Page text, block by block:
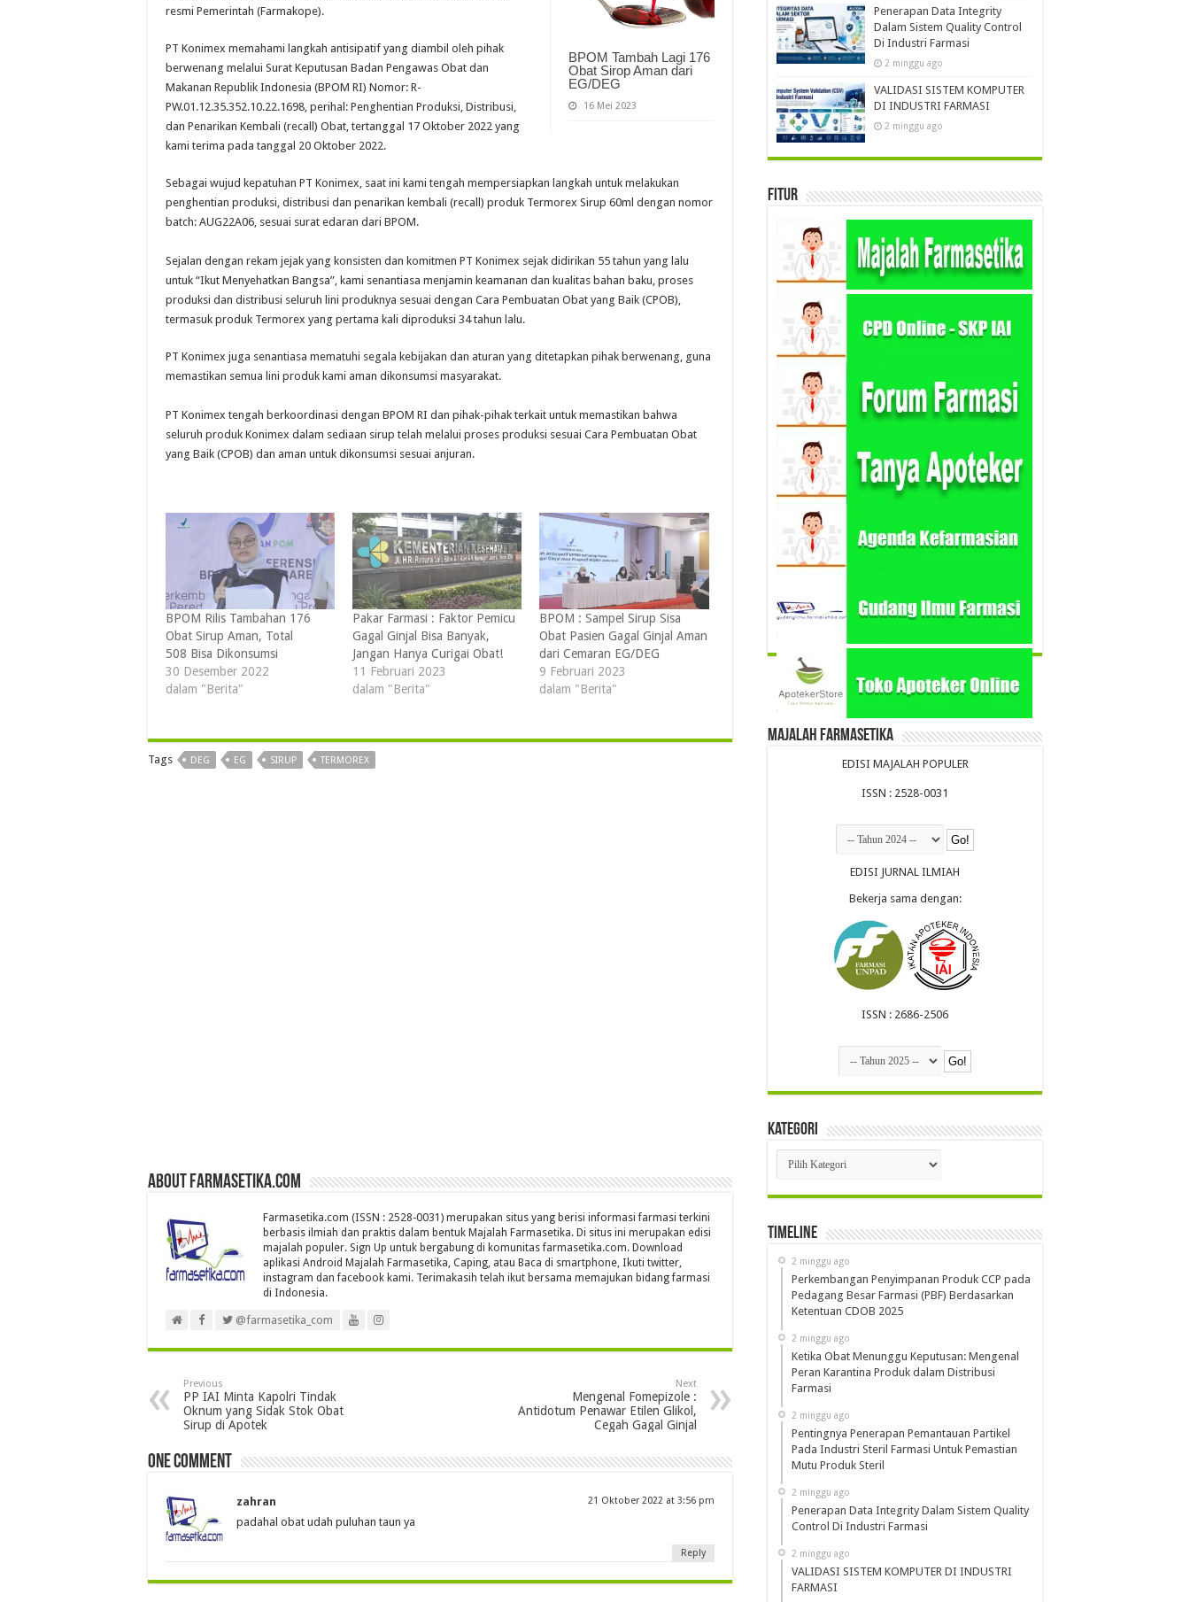
BPOM Tambah Lagi 176
Obat Sirop Aman dari
EG/DEG
16 Mei 2023
resmi Pemerintah (Farmakope).
PT Konimex memahami langkah antisipatif yang diambil oleh pihak
berwenang melalui Surat Keputusan Badan Pengawas Obat dan
Makanan Republik Indonesia (BPOM RI) Nomor: R-
PW.01.12.35.352.10.22.1698, perihal: Penghentian Produksi, Distribusi,
dan Penarikan Kembali (recall) Obat, tertanggal 17 Oktober 2022 yang
kami terima pada tanggal 20 Oktober 2022.
Sebagai wujud kepatuhan PT Konimex, saat ini kami tengah mempersiapkan langkah untuk melakukan
penghentian produksi, distribusi dan penarikan kembali (recall) produk Termorex Sirup 60ml dengan nomor
batch: AUG22A06, sesuai surat edaran dari BPOM.
Sejalan dengan rekam jejak yang konsisten dan komitmen PT Konimex sejak didirikan 55 tahun yang lalu
untuk “Ikut Menyehatkan Bangsa”, kami senantiasa menjamin keamanan dan kualitas bahan baku, proses
produksi dan distribusi seluruh lini produknya sesuai dengan Cara Pembuatan Obat yang Baik (CPOB),
termasuk produk Termorex yang pertama kali diproduksi 34 tahun lalu.
PT Konimex juga senantiasa mematuhi segala kebijakan dan aturan yang ditetapkan pihak berwenang, guna
memastikan semua lini produk kami aman dikonsumsi masyarakat.
PT Konimex tengah berkoordinasi dengan BPOM RI dan pihak-pihak terkait untuk memastikan bahwa
seluruh produk Konimex dalam sediaan sirup telah melalui proses produksi sesuai Cara Pembuatan Obat
yang Baik (CPOB) dan aman untuk dikonsumsi sesuai anjuran.
BPOM Rilis Tambahan 176
Obat Sirup Aman, Total
508 Bisa Dikonsumsi
30 Desember 2022
dalam "Berita"
Pakar Farmasi : Faktor Pemicu
Gagal Ginjal Bisa Banyak,
Jangan Hanya Curigai Obat!
11 Februari 2023
dalam "Berita"
BPOM : Sampel Sirup Sisa
Obat Pasien Gagal Ginjal Aman
dari Cemaran EG/DEG
9 Februari 2023
dalam "Berita"
Tags DEG EG SIRUP TERMOREX
About farmasetika.com
Farmasetika.com (ISSN : 2528-0031) merupakan situs yang berisi informasi farmasi terkini
berbasis ilmiah dan praktis dalam bentuk Majalah Farmasetika. Di situs ini merupakan edisi
majalah populer. Sign Up untuk bergabung di komunitas farmasetika.com. Download
aplikasi Android Majalah Farmasetika, Caping, atau Baca di smartphone, Ikuti twitter,
instagram dan facebook kami. Terimakasih telah ikut bersama memajukan bidang farmasi
di Indonesia.
@farmasetika_com
Previous
PP IAI Minta Kapolri Tindak
Oknum yang Sidak Stok Obat
Sirup di Apotek
Next
Mengenal Fomepizole :
Antidotum Penawar Etilen Glikol,
Cegah Gagal Ginjal
One comment
zahran 21 Oktober 2022 at 3:56 pm
padahal obat udah puluhan taun ya
Reply
Penerapan Data Integrity
Dalam Sistem Quality Control
Di Industri Farmasi
2 minggu ago
VALIDASI SISTEM KOMPUTER
DI INDUSTRI FARMASI
2 minggu ago
Fitur
Majalah Farmasetika
EDISI MAJALAH POPULER
ISSN : 2528-0031
EDISI JURNAL ILMIAH
Bekerja sama dengan:
ISSN : 2686-2506
Kategori
Kategori
Timeline
2 minggu ago
Perkembangan Penyimpanan Produk CCP pada
Pedagang Besar Farmasi (PBF) Berdasarkan
Ketentuan CDOB 2025
2 minggu ago
Ketika Obat Menunggu Keputusan: Mengenal
Peran Karantina Produk dalam Distribusi
Farmasi
2 minggu ago
Pentingnya Penerapan Pemantauan Partikel
Pada Industri Steril Farmasi Untuk Pemastian
Mutu Produk Steril
2 minggu ago
Penerapan Data Integrity Dalam Sistem Quality
Control Di Industri Farmasi
2 minggu ago
VALIDASI SISTEM KOMPUTER DI INDUSTRI
FARMASI